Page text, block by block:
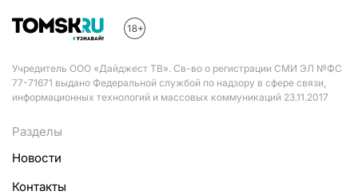
Учредитель ООО «Дайджест ТВ». Св-во о регистрации СМИ ЭЛ №ФС
77-71671 выдано Федеральной службой по надзору в сфере связи,
информационных технологий и массовых коммуникаций 23.11.2017
Разделы
Новости
Контакты